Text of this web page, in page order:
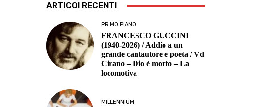
ARTICOI RECENTI
PRIMO PIANO
FRANCESCO GUCCINI
(1940-2026) / Addio a un
grande cantautore e poeta / Vd
Cirano – Dio è morto – La
locomotiva
MILLENNIUM